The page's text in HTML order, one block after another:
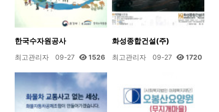
한국수자원공사
최고관리자 09-27 1526
화성종합건설(주)
최고관리자 09-27 1720